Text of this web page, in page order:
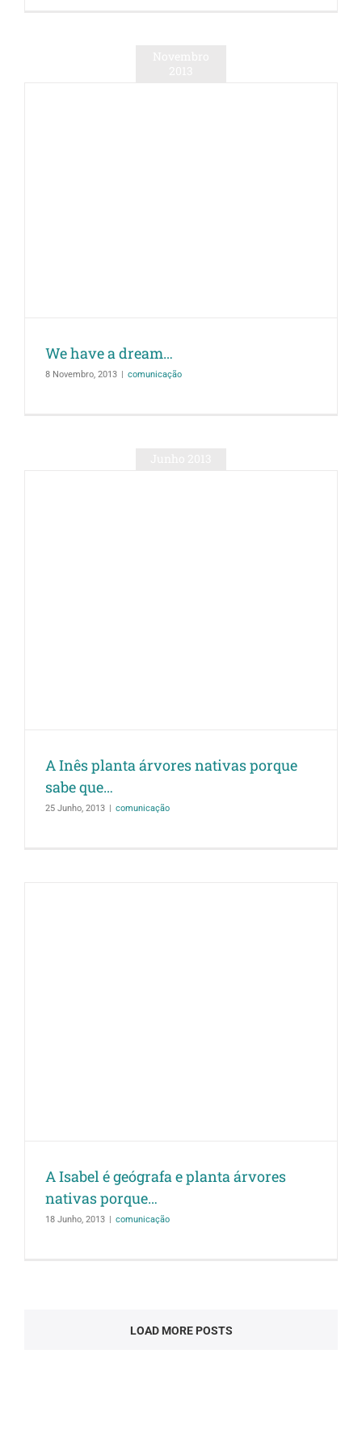
We have a dream…
8 Novembro, 2013 | comunicação
A Inês planta árvores nativas porque
sabe que…
25 Junho, 2013 comunicação
A Isabel é geógrafa e planta árvores
nativas porque…
18 Junho, 2013 | comunicação
LOAD MORE POSTS